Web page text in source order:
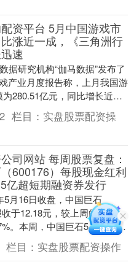
资平台 5月中国游戏市
涨近一成，《三角洲行
速
据研究机构“伽马数据”发布了
产业月度报告称，上月我国游
280.51亿元，同比增长近一
月份多款游戏迎来重大内容
栏目： 实盘股票配资操
司网站 每周股票复盘：
600176）每股现金红利
亿超短期融资券发行
5月16日收盘，中国巨石
于12.18元，较上周的11.91
。本周，中国巨石5月13日盘
12.31元。....
栏目： 实盘股票配资操作